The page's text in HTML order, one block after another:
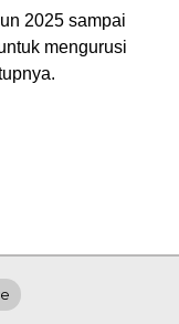
2025 sampai
mengurusi